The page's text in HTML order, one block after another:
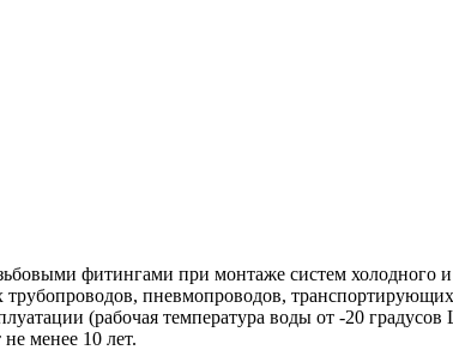
фитингами при монтаже систем холодного и
пневмопроводов,
(рабочая температура воды от -20 градусов
менее 10 лет.